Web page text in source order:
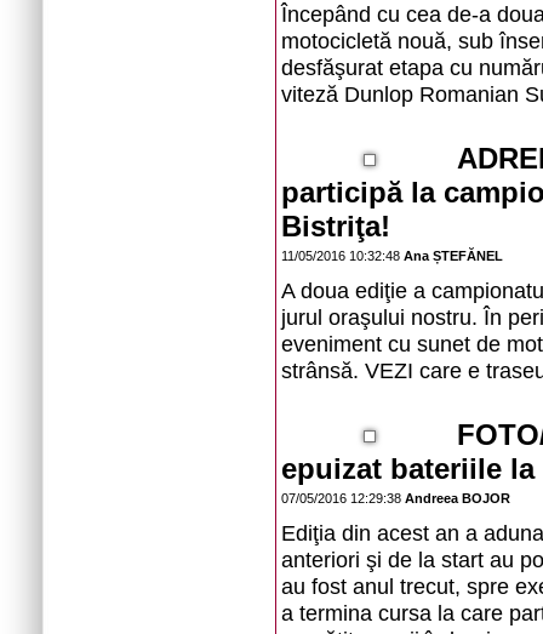
Începând cu cea de-a
motocicletă nouă, sub
desfăşurat etapa cu
viteză Dunlop Romanian
participă la
Bistriţa!
11/05/2016 10:32:48 Ana ȘTEFĂNEL
A doua ediţie a
jurul oraşului nostru. În
eveniment cu sunet de
strânsă. VEZI care e
epuizat bateriile
07/05/2016 12:29:38 Andreea BOJOR
Ediţia din acest an a
anteriori şi de la start au
au fost anul trecut, spre
a termina cursa la care